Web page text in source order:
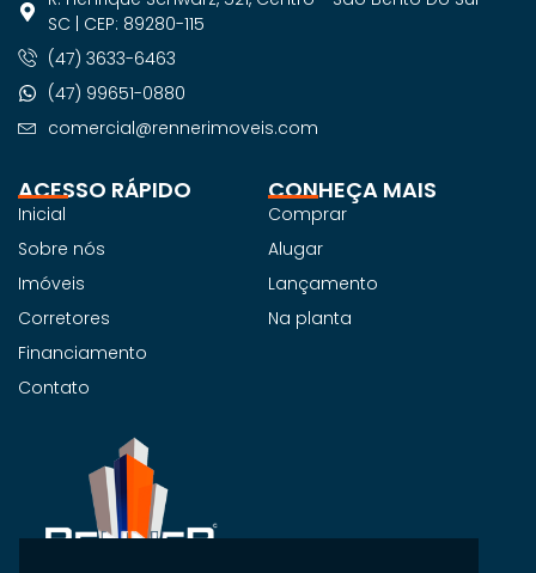
ACESSO RÁPIDO
Inicial
Sobre nós
Imóveis
Corretores
Financiamento
Contato
CONHEÇA MAIS
Comprar
Alugar
Lançamento
Na planta
SC | CEP: 89280-115
(47) 3633-6463
(47) 99651-0880
comercial@rennerimoveis.com